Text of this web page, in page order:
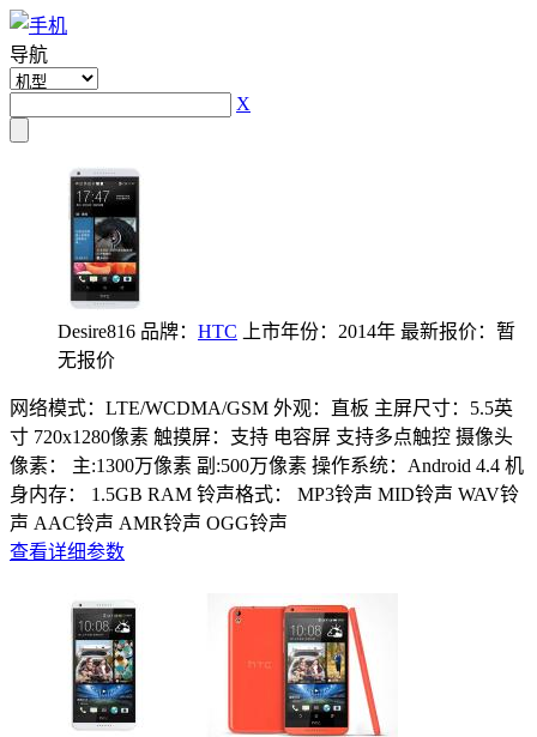
导航
X
Desire816 品牌： HTC 上市年份：2014年 最新报价：暂
无报价
网络模式：LTE/WCDMA/GSM 外观：直板 主屏尺寸：5.5英
寸 720x1280像素 触摸屏：支持 电容屏 支持多点触控 摄像头
像素： 主:1300万像素 副:500万像素 操作系统：Android 4.4 机
身内存： 1.5GB RAM 铃声格式： MP3铃声 MID铃声 WAV铃
声 AAC铃声 AMR铃声 OGG铃声
查看详细参数